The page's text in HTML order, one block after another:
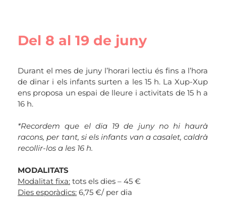
Del 8 al 19 de juny
Durant el mes de juny l’horari lectiu és fins a l’hora
de dinar i els infants surten a les 15 h. La Xup-Xup
ens proposa un espai de lleure i activitats de 15 h a
16 h.
*Recordem que el dia 19 de juny no hi haurà
racons, per tant, si els infants van a casalet, caldrà
recollir-los a les 16 h.
MODALITATS
Modalitat fixa: tots els dies – 45 €
Dies esporàdics: 6,75 €/ per dia